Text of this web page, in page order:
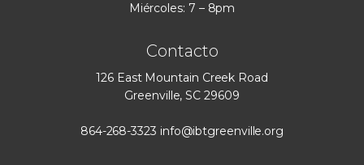
Miércoles: 7 – 8pm
Contacto
126 East Mountain Creek Road
Greenville, SC 29609
864-268-3323 info@ibtgreenville.org